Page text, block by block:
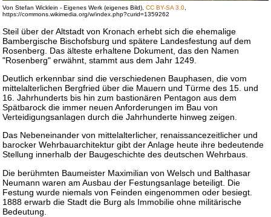
Von Stefan Wicklein -Eigenes Werk (eigenes Bild),CC BY-SA 3.0
https://commons.wikimedia.org/w/index.php?curid=1359262
Steil über der Altstadt von Kronach erhebt sich die ehemalige
Bambergische Bischofsburg und spätere Landesfestung auf dem
Rosenberg. Das älteste erhaltene Dokument, das den Namen
"Rosenberg" erwähnt, stammt aus dem Jahr 1249.
Deutlich erkennbar sind die verschiedenen Bauphasen, die vom
mittelalterlichen Bergfried über die Mauern und Türme des 15. und
16. Jahrhunderts bis hin zum bastionären Pentagon aus dem
Spätbarock die immer neuen Anforderungen im Bau von
Verteidigungsanlagen durch die Jahrhunderte hinweg zeigen.
Das Nebeneinander von mittelalterlicher, renaissancezeitlicher und
barocker Wehrbauarchitektur gibt der Anlage heute ihre bedeutende
Stellung innerhalb der Baugeschichte des deutschen Wehrbaus.
Die berühmten Baumeister Maximilian von Welsch und Balthasar
Neumann waren am Ausbau der Festungsanlage beteiligt. Die
Festung wurde niemals von Feinden eingenommen oder besiegt.
1888 erwarb die Stadt die Burg als Immobilie ohne militärische
Bedeutung.